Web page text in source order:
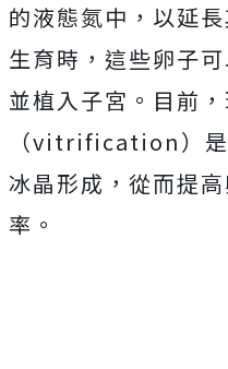
的液態氮中，以延
生育時，這些卵子
並植入子宮。目前
（vitrification）是
冰晶形成，從而提
率。